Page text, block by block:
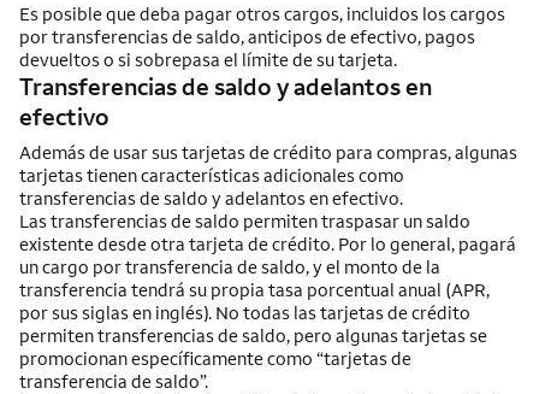
Es posible que deba pagar otros cargos, incluidos los cargos
por transferencias de saldo, anticipos de efectivo, pagos
devueltos o si sobrepasa el límite de su tarjeta.
Transferencias de saldo y adelantos en
efectivo
Además de usar sus tarjetas de crédito para compras, algunas
tarjetas tienen características adicionales como
transferencias de saldo y adelantos en efectivo.
Las transferencias de saldo permiten traspasar un saldo
existente desde otra tarjeta de crédito. Por lo general, pagará
un cargo por transferencia de saldo, y el monto de la
transferencia tendrá su propia tasa porcentual anual (APR,
por sus siglas en inglés). No todas las tarjetas de crédito
permiten transferencias de saldo, pero algunas tarjetas se
promocionan específicamente como “tarjetas de
transferencia de saldo”.